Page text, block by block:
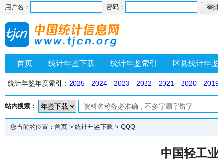
用户名： 密码：
首页 统计年鉴下载 统计年鉴索引 区县统计年
统计年鉴年度索引： 2025 2024 2023 2022 2021 2020
站内搜索：
您当前的位置： 首页 > 统计年鉴下载 > QQQ
中国轻工